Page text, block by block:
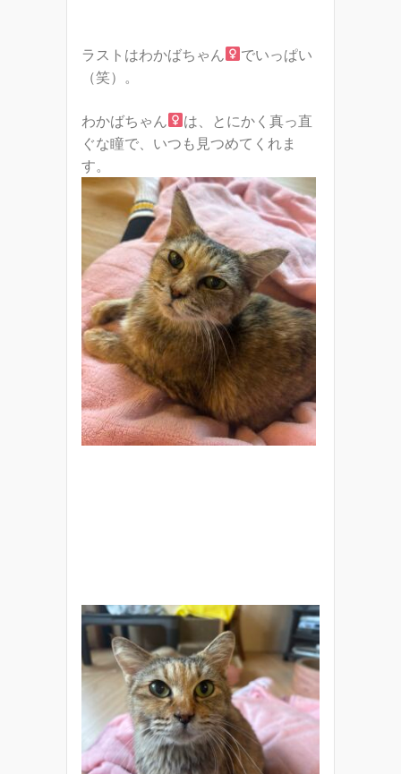
ラストはわかばちゃん
でいっぱい
（笑）。
わかばちゃん
は、とにかく真っ直
ぐな瞳で、いつも見つめてくれま
す。